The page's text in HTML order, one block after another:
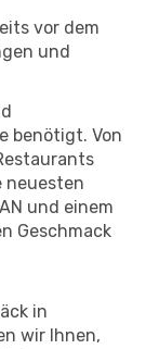
vor dem
und
benötigt. Von
neuesten
und einem
Geschmack
in
wir Ihnen,